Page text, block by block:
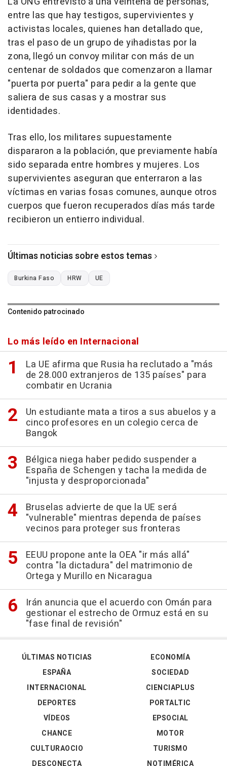
entre las que hay testigos, supervivientes y
activistas locales, quienes han detallado que,
tras el paso de un grupo de yihadistas por la
zona, llegó un convoy militar con más de un
centenar de soldados que comenzaron a llamar
"puerta por puerta" para pedir a la gente que
saliera de sus casas y a mostrar sus
identidades.
Tras ello, los militares supuestamente
dispararon a la población, que previamente había
sido separada entre hombres y mujeres. Los
supervivientes aseguran que enterraron a las
víctimas en varias fosas comunes, aunque otros
cuerpos que fueron recuperados días más tarde
recibieron un entierro individual.
Últimas noticias sobre estos temas
Burkina Faso HRW UE
Contenido patrocinado
Lo más leído en Internacional
La UE afirma que Rusia ha reclutado a "más
de 28.000 extranjeros de 135 países" para
combatir en Ucrania
Un estudiante mata a tiros a sus abuelos y a
cinco profesores en un colegio cerca de
Bangok
Bélgica niega haber pedido suspender a
España de Schengen y tacha la medida de
"injusta y desproporcionada"
Bruselas advierte de que la UE será
"vulnerable" mientras dependa de países
vecinos para proteger sus fronteras
EEUU propone ante la OEA "ir más allá"
contra "la dictadura" del matrimonio de
Ortega y Murillo en Nicaragua
Irán anuncia que el acuerdo con Omán para
gestionar el estrecho de Ormuz está en su
"fase final de revisión"
ÚLTIMAS NOTICIAS
ESPAÑA
INTERNACIONAL
DEPORTES
VÍDEOS
ECONOMÍA
SOCIEDAD
CIENCIAPLUS
PORTALTIC
EPSOCIAL
CHANCE
CULTURAOCIO
DESCONECTA
MOTOR
TURISMO
NOTIMÉRICA